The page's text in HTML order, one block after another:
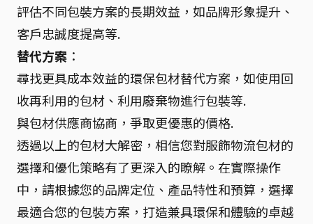
評估不同包裝方案的長期效益，如品牌形象提升、
客戶忠誠度提高等.
替代方案 ：
尋找更具成本效益的環保包材替代方案，如使用回
收再利用的包材、利用廢棄物進行包裝等.
與包材供應商協商，爭取更優惠的價格.
透過以上的包材大解密，相信您對服飾物流包材的
選擇和優化策略有了更深入的瞭解。在實際操作
中，請根據您的品牌定位、產品特性和預算，選擇
最適合您的包裝方案，打造兼具環保和體驗的卓越